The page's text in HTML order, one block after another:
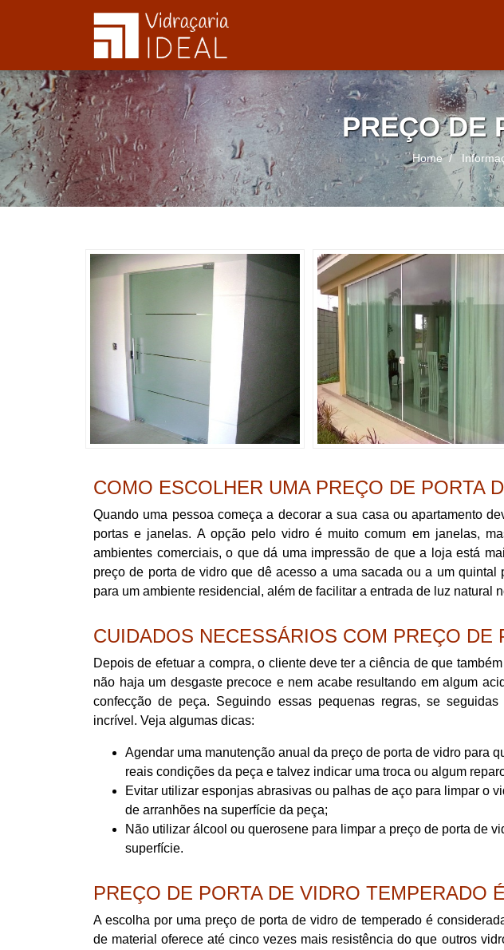
PREÇO DE
Home
COMO ESCOLHER UMA PREÇO DE PORTA
Quando uma pessoa começa a decorar a sua casa ou apartamento
portas e janelas. A opção pelo vidro é muito comum em janelas,
ambientes comerciais, o que dá uma impressão de que a loja está
preço de porta de vidro que dê acesso a uma sacada ou a um quintal
para um ambiente residencial, além de facilitar a entrada de luz natural
CUIDADOS NECESSÁRIOS COM PREÇO DE
Depois de efetuar a compra, o cliente deve ter a ciência de que
não haja um desgaste precoce e nem acabe resultando em algum
confecção de peça. Seguindo essas pequenas regras, se
incrível. Veja algumas dicas:
Agendar uma manutenção anual da preço de porta de vidro para
reais condições da peça e talvez indicar uma troca ou algum
Evitar utilizar esponjas abrasivas ou palhas de aço para limpar o
de arranhões na superfície da peça;
Não utilizar álcool ou querosene para limpar a preço de porta de
superfície.
PREÇO DE PORTA DE VIDRO TEMPERADO
A escolha por uma preço de porta de vidro de temperado é
de material oferece até cinco vezes mais resistência do que outros